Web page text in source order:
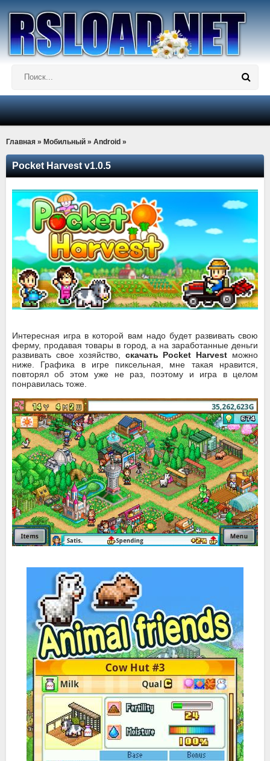
Главная » Мобильный » Android »
Pocket Harvest v1.0.5
Интересная игра в которой вам надо будет развивать свою
ферму, продавая товары в город, а на заработанные деньги
развивать свое хозяйство, скачать Pocket Harvest можно
ниже. Графика в игре пиксельная, мне такая нравится,
повторял об этом уже не раз, поэтому и игра в целом
понравилась тоже.